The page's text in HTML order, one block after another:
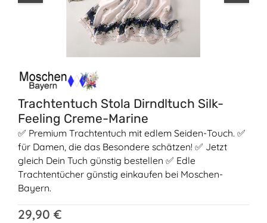
Trachtentuch Stola Dirndltuch Silk-
Feeling Creme-Marine
✅ Premium Trachtentuch mit edlem Seiden-Touch. ✅
für Damen, die das Besondere schätzen! ✅ Jetzt
gleich Dein Tuch günstig bestellen ✅ Edle
Trachtentücher günstig einkaufen bei Moschen-
Bayern.
Regulärer Preis:
29,90 €